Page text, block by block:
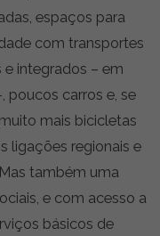
espaços para
com transportes
integrados – em
poucos carros e, se
mais bicicletas
ligações regionais e
também uma
e com acesso a
básicos de